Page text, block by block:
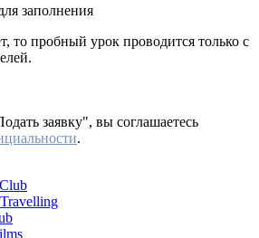
заполнения
то пробный урок проводится только с
заявку", вы соглашаетесь
.